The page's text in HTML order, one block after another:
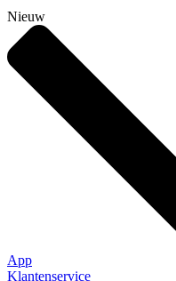
Nieuw
App
Klantenservice